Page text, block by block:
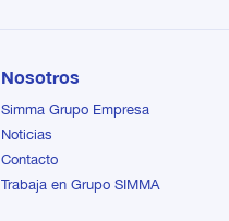
Nosotros
Simma Grupo Empresa
Noticias
Contacto
Trabaja en Grupo SIMMA